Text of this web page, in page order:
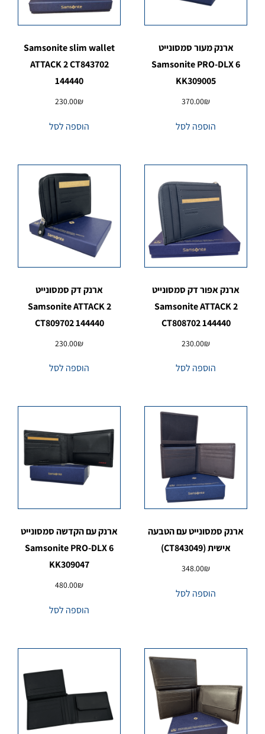
ארנק מעור סמסונייט
Samsonite PRO-DLX 6
KK309005
370.00₪
הוספה לסל
Samsonite slim wallet
ATTACK 2 CT843702
144440
230.00₪
הוספה לסל
ארנק אפור דק סמסונייט
Samsonite ATTACK 2
CT808702 144440
230.00₪
הוספה לסל
ארנק דק סמסונייט
Samsonite ATTACK 2
CT809702 144440
230.00₪
הוספה לסל
ארנק סמסונייט עם הטבעה
אישית (CT843049)
348.00₪
הוספה לסל
ארנק עם הקדשה סמסונייט
Samsonite PRO-DLX 6
KK309047
480.00₪
הוספה לסל